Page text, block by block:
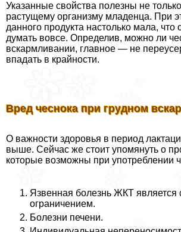
Указанные свойства полезны не
растущему организму младенца. При
данного продукта настолько мала,
думать вовсе. Определив, можно ли
вскармливании, главное — не
впадать в крайности.
Вред чеснока при грудном
О важности здоровья в период
выше. Сейчас же стоит упомянуть о
которые возможны при употрeблении
Язвенная болезнь ЖКТ является
ограничением.
Болезни печени.